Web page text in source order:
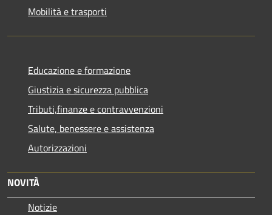
Mobilità e trasporti
Educazione e formazione
Giustizia e sicurezza pubblica
Tributi,finanze e contravvenzioni
Salute, benessere e assistenza
Autorizzazioni
NOVITÀ
Notizie